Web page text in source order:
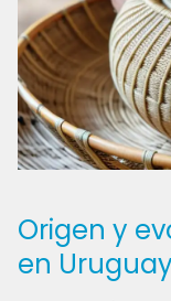
Origen y
en Uruguay